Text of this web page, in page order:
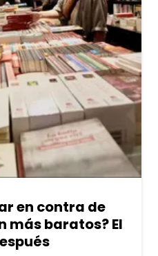
en contra de
más baratos? El